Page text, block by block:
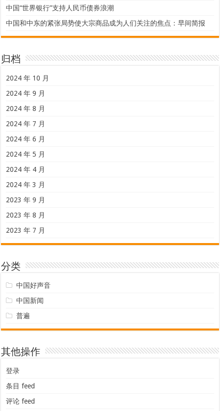
中国“世界银行”支持人民币债券浪潮
中国和中东的紧张局势使大宗商品成为人们关注的焦点：早间简报
归档
2024 年 10 月
2024 年 9 月
2024 年 8 月
2024 年 7 月
2024 年 6 月
2024 年 5 月
2024 年 4 月
2024 年 3 月
2023 年 9 月
2023 年 8 月
2023 年 7 月
分类
中国好声音
中国新闻
普遍
其他操作
登录
条目 feed
评论 feed